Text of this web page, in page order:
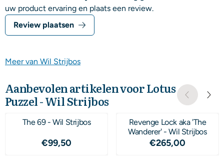
uw product ervaring en plaats een review.
Review plaatsen
Meer van Wil Strijbos
Aanbevolen artikelen voorLotus
Puzzel - Wil Strijbos
The 69 - Wil Strijbos
Prijs: 99,50
€99,50
Revenge Lock aka 'The
Wanderer' - Wil Strijbos
Prijs: 265,00
€265,00